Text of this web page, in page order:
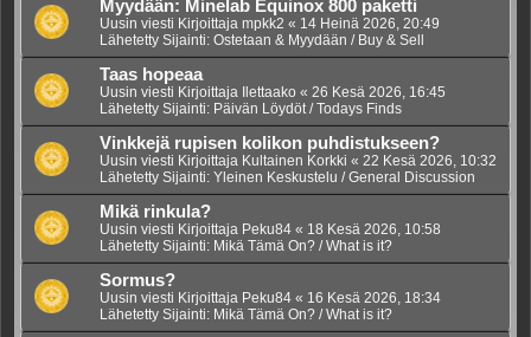
Myydään: Minelab Equinox 800 paketti
Uusin viesti Kirjoittaja mpkk2 « 14 Heinä 2026, 20:49
Lähetetty Sijainti: Ostetaan & Myydään / Buy & Sell
Taas hopeaa
Uusin viesti Kirjoittaja Ilettaako « 26 Kesä 2026, 16:45
Lähetetty Sijainti: Päivän Löydöt / Todays Finds
Vinkkejä rupisen kolikon puhdistukseen?
Uusin viesti Kirjoittaja Kultainen Korkki « 22 Kesä 2026, 10:32
Lähetetty Sijainti: Yleinen Keskustelu / General Discussion
Mikä rinkula?
Uusin viesti Kirjoittaja Peku84 « 18 Kesä 2026, 10:58
Lähetetty Sijainti: Mikä Tämä On? / What is it?
Sormus?
Uusin viesti Kirjoittaja Peku84 « 16 Kesä 2026, 18:34
Lähetetty Sijainti: Mikä Tämä On? / What is it?